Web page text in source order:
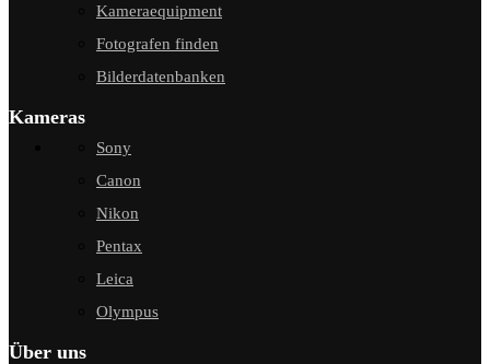
Kameraequipment
Fotografen finden
Bilderdatenbanken
Kameras
Sony
Canon
Nikon
Pentax
Leica
Olympus
Über uns